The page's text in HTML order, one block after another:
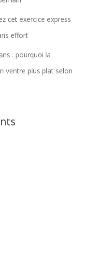
cet exercice express
effort
: pourquoi la
ventre plus plat selon